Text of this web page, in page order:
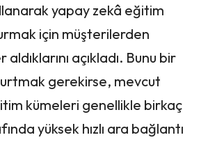
yapay zekâ eğitim
için müşterilerden
açıkladı. Bunu bir
gerekirse, mevcut
kümeleri genellikle birkaç
yüksek hızlı ara bağlantı